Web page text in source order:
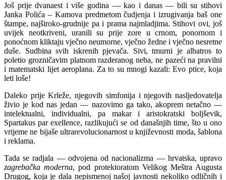
Još prije dvanaest i više godina — kao i danas — bili su stihovi
Janka Polića – Kamova predmetom čudjenja i izrugivanja baš one
štampe, najširoko-grudnije pa i prama najmladjima. Stihovi ovi, još
uvijek neotkriveni, uranili su prije zore u crnom, ponornom i
ponoćnom kliktaju vječno neumorne, vječno žedne i vječno nesretne
duše. Sudbina svih iskrenih pjevača. Sivi, tmurni je albatros to
poletio grozničavim platnom razderanog neba, ne pazeći na pravilni
i ma­tematski lijet aeroplana. Za to su mnogi kazali: Evo ptice, koja
leti loše!
Daleko prije Krleže, njegovih simfonija i njegovih nasljedovatelja
živio je kod nas jedan — nazovimo ga tako, akoprem netačno —
intelektualni, individualni, pa makar i aristokratski boljševik,
Spartakus par exellence, raz­likujući se od današnjih time, što u ono
vrijeme ne bijaše ultrarevolucionarnost u književnosti moda, šablona
i reklama.
Tada se radjala — odvojena od nacionalizma — hrvatska, upravo
zagrebačka moderna, pod protektoratom Velikog Meštra Augusta
Drugog, koja je dala nepismenoj našoj javnosti nekoliko odličnih i